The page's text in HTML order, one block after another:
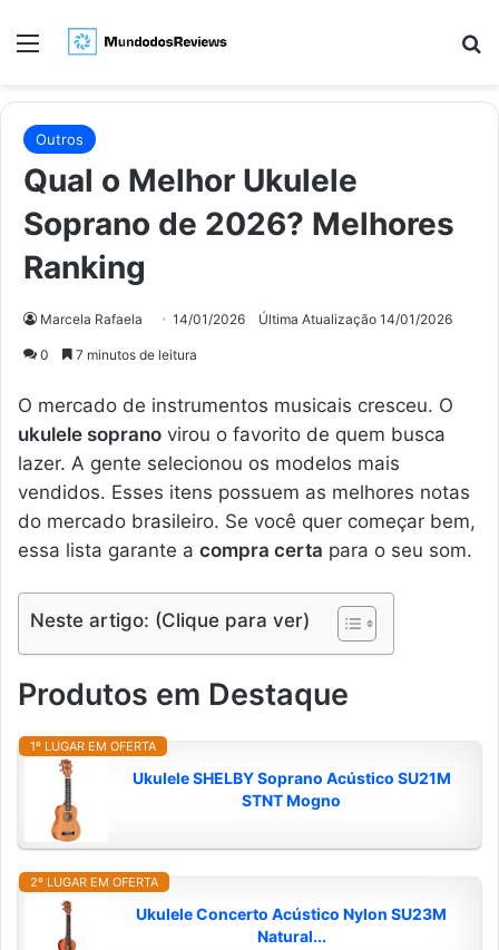
Menu
Outros
Qual o Melhor Ukulele
Soprano de 2026? Melhores
Ranking
Marcela Rafaela 14/01/2026 Última Atualização 14/01/2026
0 7 minutos de leitura
O mercado de instrumentos musicais cresceu. O
ukulele soprano virou o favorito de quem busca
lazer. A gente selecionou os modelos mais
vendidos. Esses itens possuem as melhores notas
do mercado brasileiro. Se você quer começar bem,
essa lista garante a compra certa para o seu som.
Neste artigo: (Clique para ver)
Produtos em Destaque
1º LUGAR EM OFERTA
Ukulele SHELBY Soprano Acústico SU21M
STNT Mogno
2º LUGAR EM OFERTA
Ukulele Concerto Acústico Nylon SU23M
Natural...